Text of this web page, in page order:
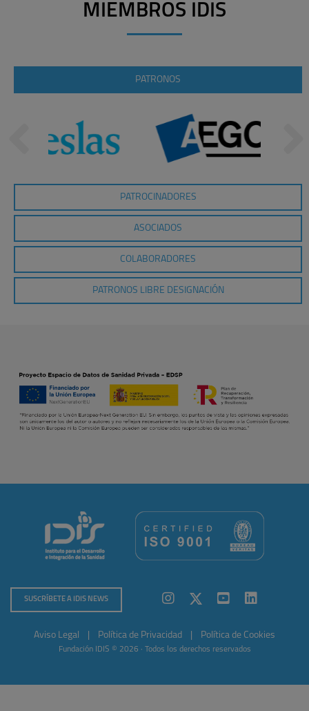
MIEMBROS IDIS
PATRONOS
PATROCINADORES
ASOCIADOS
COLABORADORES
PATRONOS LIBRE DESIGNACIÓN
SUSCRÍBETE A IDIS NEWS
Aviso Legal Política de Privacidad Política de Cookies
Fundación IDIS © 2026 · Todos los derechos reservados